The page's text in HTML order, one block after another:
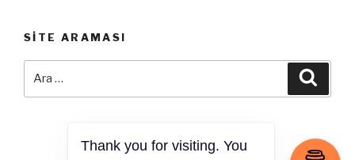
SITE ARAMASI
Thank you for visiting. You